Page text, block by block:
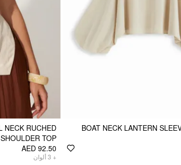
BOAT NECK LANTERN
NECK RUCHED
TOP
AED 92.50
+
3ألوان